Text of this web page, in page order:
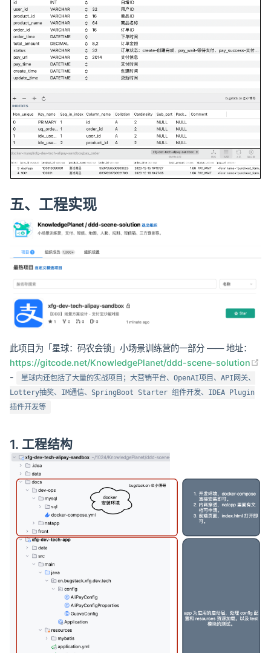
五、工程实现
此项目为「星球：码农会锁」小场景训练营的一部分 —— 地址：
https://gitcode.net/KnowledgePlanet/ddd-scene-solution
(opens new window)
-
星球内还包括了大量的实战项目；大营销平台、OpenAI项目、API网关、
Lottery抽奖、IM通信、SpringBoot Starter 组件开发、IDEA Plugin
插件开发等
1. 工程结构